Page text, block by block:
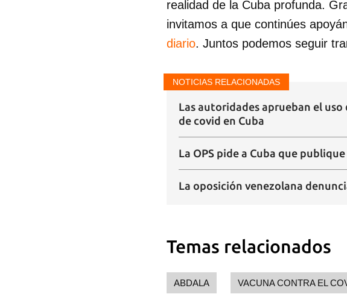
realidad de la Cuba profunda.
invitamos a que continúes
diario. Juntos podemos seguir
NOTICIAS RELACIONADAS
Las autoridades aprueban el
de covid en Cuba
La OPS pide a Cuba que
La oposición venezolana
Temas relacionados
ABDALA VACUNA CONTRA EL